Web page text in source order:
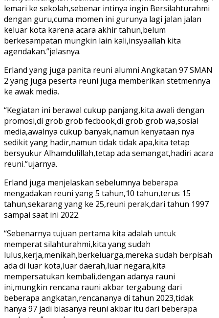
lemari ke sekolah,sebenar intinya ingin Bersilahturahmi
dengan guru,cuma momen ini gurunya lagi jalan jalan
keluar kota karena acara akhir tahun,belum
berkesampatan mungkin lain kali,insyaallah kita
agendakan.”jelasnya.
Erland yang juga panita reuni alumni Angkatan 97 SMAN
2 yang juga peserta reuni juga memberikan stetmennya
ke awak media.
“Kegiatan ini berawal cukup panjang,kita awali dengan
promosi,di grob grob fecbook,di grob grob wa,sosial
media,awalnya cukup banyak,namun kenyataan nya
sedikit yang hadir,namun tidak tidak apa,kita tetap
bersyukur Alhamdulillah,tetap ada semangat,hadiri acara
reuni.”ujarnya.
Erland juga menjelaskan sebelumnya beberapa
mengadakan reuni yang 5 tahun,10 tahun,terus 15
tahun,sekarang yang ke 25,reuni perak,dari tahun 1997
sampai saat ini 2022.
“Sebenarnya tujuan pertama kita adalah untuk
memperat silahturahmi,kita yang sudah
lulus,kerja,menikah,berkeluarga,mereka sudah berpisah
ada di luar kota,luar daerah,luar negara,kita
mempersatukan kembali,dengan adanya rauni
ini,mungkin rencana rauni akbar tergabung dari
beberapa angkatan,rencananya di tahun 2023,tidak
hanya 97 jadi biasanya reuni akbar itu dari beberapa